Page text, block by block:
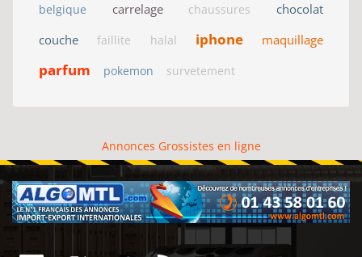
belgique carrelage chaussures
chocolat
couche
faillite halal iphone maquillage
parfum pokemon survetement
Annonces Grossistes en ligne